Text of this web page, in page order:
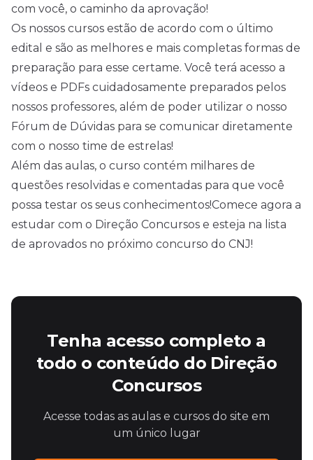
com você, o caminho da aprovação!
Os nossos cursos estão de acordo com o último
edital e são as melhores e mais completas formas de
preparação para esse certame. Você terá acesso a
vídeos e PDFs cuidadosamente preparados pelos
nossos professores, além de poder utilizar o nosso
Fórum de Dúvidas para se comunicar diretamente
com o nosso time de estrelas!
Além das aulas, o curso contém milhares de
questões resolvidas e comentadas para que você
possa testar os seus conhecimentos!Comece agora a
estudar com o Direção Concursos e esteja na lista
de aprovados no próximo concurso do CNJ!
Tenha acesso completo a
todo o conteúdo do Direção
Concursos
Acesse todas as aulas e cursos do site em
um único lugar